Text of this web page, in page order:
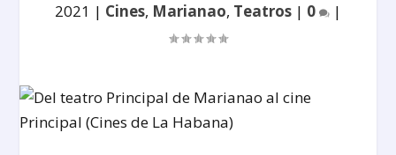
2021 | Cines, Marianao, Teatros | 0 |